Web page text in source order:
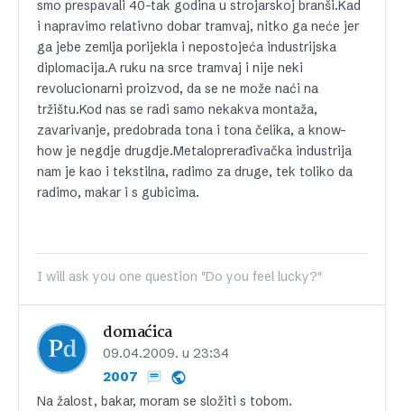
smo prespavali 40-tak godina u strojarskoj branši.Kad
i napravimo relativno dobar tramvaj, nitko ga neće jer
ga jebe zemlja porijekla i nepostojeća industrijska
diplomacija.A ruku na srce tramvaj i nije neki
revolucionarni proizvod, da se ne može naći na
tržištu.Kod nas se radi samo nekakva montaža,
zavarivanje, predobrada tona i tona čelika, a know-
how je negdje drugdje.Metaloprerađivačka industrija
nam je kao i tekstilna, radimo za druge, tek toliko da
radimo, makar i s gubicima.
I will ask you one question "Do you feel lucky?"
domaćica
09.04.2009. u 23:34
2007
Na žalost, bakar, moram se složiti s tobom.